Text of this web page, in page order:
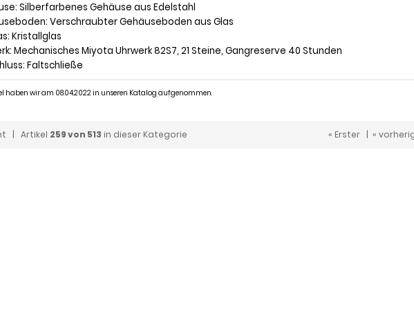
Silberfarbenes Gehäuse aus Edelstahl
Verschraubter Gehäuseboden aus Glas
Kristallglas
Mechanisches Miyota Uhrwerk 82S7, 21 Steine, Gangreserve 40 Stunden
Faltschließe
haben wir am 08.04.2022 in unseren Katalog aufgenommen.
| Artikel 259 von 513 in dieser Kategorie « Erster | «